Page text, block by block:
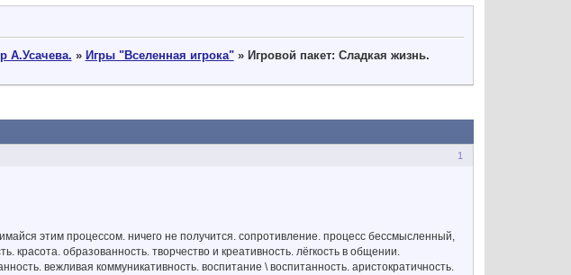
А.Усачева. » Игры "Вселенная игрока" » Игровой пакет: Сладкая жизнь.
1
этим процессом. ничего не получится. сопротивление. процесс бессмысленный,
красота. образованность. творчество и креативность. лёгкость в общении.
вежливая коммуникативность. воспитание \ воспитанность. аристократичность.